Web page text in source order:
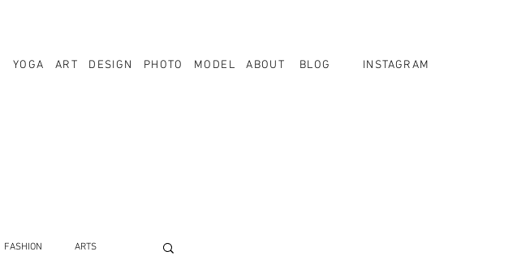
YOGA ART DESIGN PHOTO MODEL ABOUT BLOG INSTAGRAM
FASHION ARTS